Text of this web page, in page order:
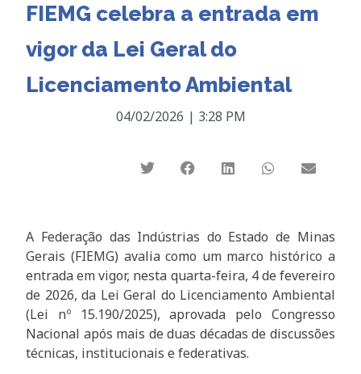
FIEMG celebra a entrada em
vigor da Lei Geral do
Licenciamento Ambiental
04/02/2026 | 3:28 PM
A Federação das Indústrias do Estado de Minas
Gerais (FIEMG) avalia como um marco histórico a
entrada em vigor, nesta quarta-feira, 4 de fevereiro
de 2026, da Lei Geral do Licenciamento Ambiental
(Lei nº 15.190/2025), aprovada pelo Congresso
Nacional após mais de duas décadas de discussões
técnicas, institucionais e federativas.